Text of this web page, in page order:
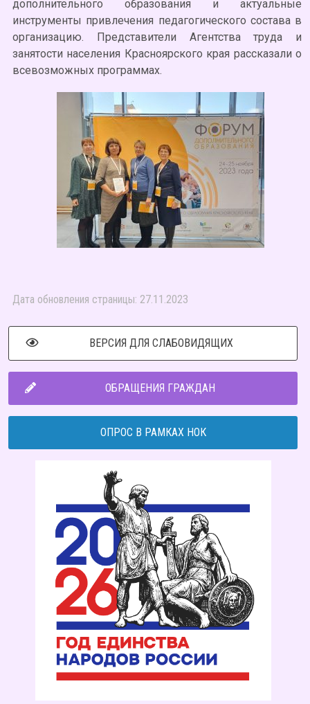
дополнительного образования и актуальные
инструменты привлечения педагогического состава в
организацию. Представители Агентства труда и
занятости населения Красноярского края рассказали о
всевозможных программах.
Дата обновления страницы: 27.11.2023
ВЕРСИЯ ДЛЯ СЛАБОВИДЯЩИХ
ОБРАЩЕНИЯ ГРАЖДАН
ОПРОС В РАМКАХ НОК